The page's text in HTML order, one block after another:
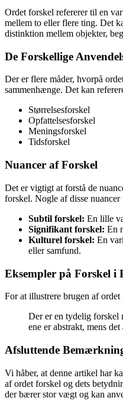
Ordet forskel refererer til en
mellem to eller flere ting. Det
distinktion mellem objekter,
De Forskellige
Der er flere måder, hvorpå
sammenhænge. Det kan
Størrelsesforskel
Opfattelsesforskel
Meningsforskel
Tidsforskel
Nuancer af Forskel
Det er vigtigt at forstå de
forskel. Nogle af disse nuancer
Subtil forskel: En lille
Signifikant forskel: En
Kulturel forskel: En
eller samfund.
Eksempler på Forskel i
For at illustrere brugen af
Der er en tydelig forskel
ene er abstrakt, mens
Afsluttende
Vi håber, at denne artikel har
af ordet forskel og dets
der bærer stor vægt og kan